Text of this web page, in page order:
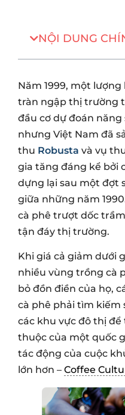
NỘI DUNG
Năm 1999, một
tràn ngập thị trường
đầu cơ dự đoán
nhưng Việt Nam đã
thu Robusta và vụ
gia tăng đáng kể bởi
dựng lại sau một đợt
giữa những năm
cà phê trượt dốc
tận đáy thị trường.
Khi giá cả giảm dưới
nhiều vùng trồng cà
bỏ đồn điền của họ,
cà phê phải tìm kiếm
các khu vực đô thị
thuộc của một quốc
tác động của cuộc
lớn hơn – Coffee